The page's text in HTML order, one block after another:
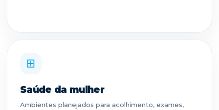
Saúde da mulher
Ambientes planejados para acolhimento, exames,